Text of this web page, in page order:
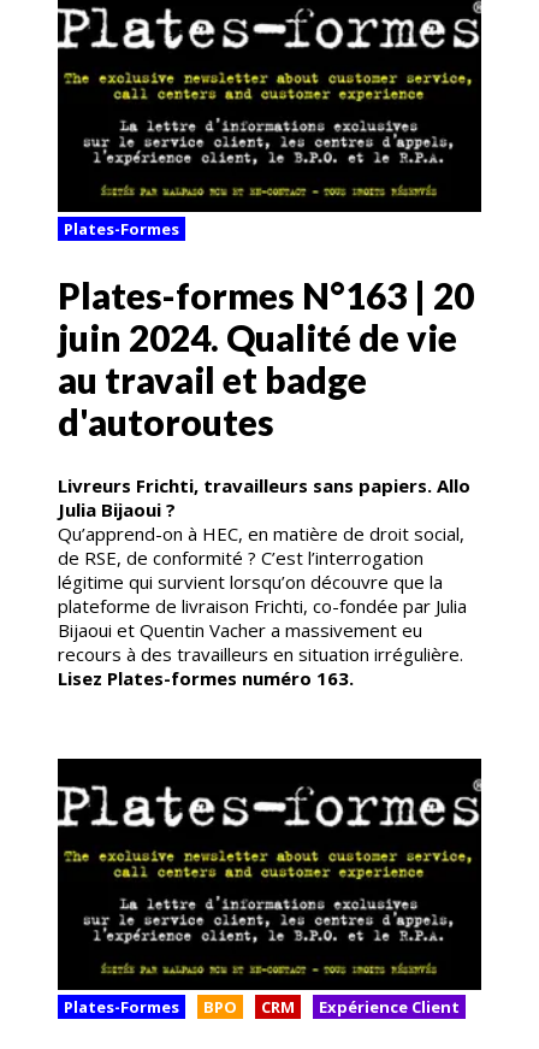
Plates-Formes
Plates-formes N°163 | 20
juin 2024. Qualité de vie
au travail et badge
d'autoroutes
Livreurs Frichti, travailleurs sans papiers. Allo
Julia Bijaoui ?
Qu’apprend-on à HEC, en matière de droit social,
de RSE, de conformité ? C’est l’interrogation
légitime qui survient lorsqu’on découvre que la
plateforme de livraison Frichti, co-fondée par Julia
Bijaoui et Quentin Vacher a massivement eu
recours à des travailleurs en situation irrégulière.
Lisez Plates-formes numéro 163.
Plates-Formes BPO CRM Expérience Client